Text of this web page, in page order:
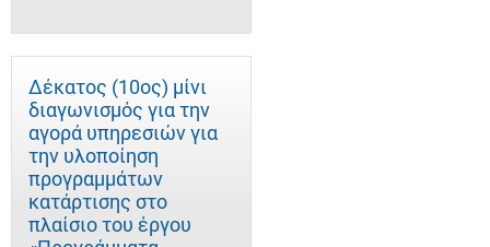
Δέκατος (10ος) μίνι
διαγωνισμός για την
αγορά υπηρεσιών για
την υλοποίηση
προγραμμάτων
κατάρτισης στο
πλαίσιο του έργου